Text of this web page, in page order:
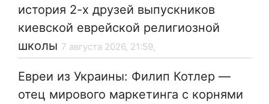
история 2-х друзей выпускников
киевской еврейской религиозной
школы 7 августа 2026, 21:59,
Евреи из Украины: Филип Котлер —
отец мирового маркетинга с корнями